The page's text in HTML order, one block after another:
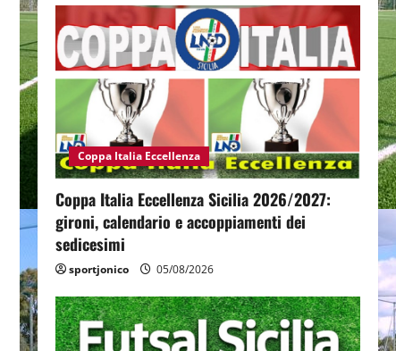
Coppa Italia Eccellenza
Coppa Italia Eccellenza Sicilia 2026/2027:
gironi, calendario e accoppiamenti dei
sedicesimi
sportjonico 05/08/2026